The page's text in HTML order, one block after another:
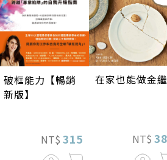
破框能力【暢銷
新版】
NT$ 315
在家也能做金繼
NT$